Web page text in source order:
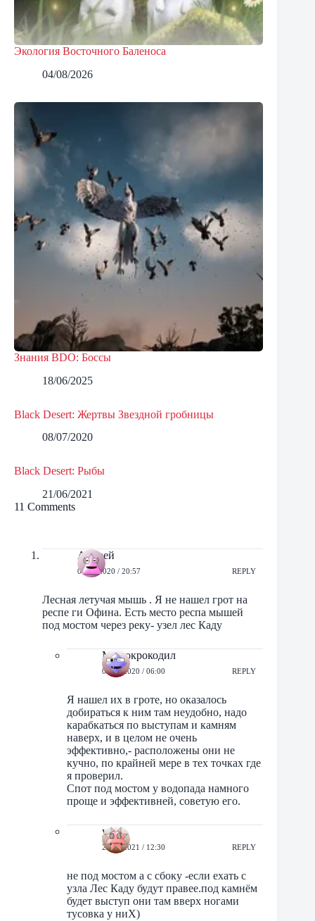
Экология Восточного Баленоса
04/08/2026
Знания BDO: Боссы
18/06/2025
Black Desert: Жертвы Звездной гробницы
08/07/2020
Black Desert: Рыбы
21/06/2021
11 Comments
Андрей
02/03/2020 / 20:57 REPLY
Лесная летучая мышь . Я не нашел грот на
респе ги Офина. Есть место респа мышей
под мостом через реку- узел лес Каду
Мимокрокодил
07/05/2020 / 06:00 REPLY
Я нашел их в гроте, но оказалось
добираться к ним там неудобно, надо
карабкаться по выступам и камням
наверх, и в целом не очень
эффективно,- расположены они не
кучно, по крайней мере в тех точках где
я проверил.
Спот под мостом у водопада намного
проще и эффективней, советую его.
уася
25/04/2021 / 12:30 REPLY
не под мостом а с сбоку -если ехать с
узла Лес Каду будут правее.под камнём
будет выступ они там вверх ногами
тусовка у ниХ)